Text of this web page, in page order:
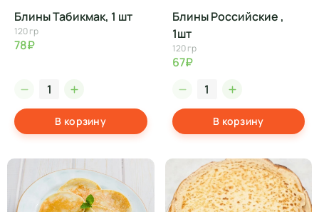
Блины Табикмак, 1 шт
120 гр
78₽
В корзину
Блины Российские ,
1шт
120 гр
67₽
В корзину